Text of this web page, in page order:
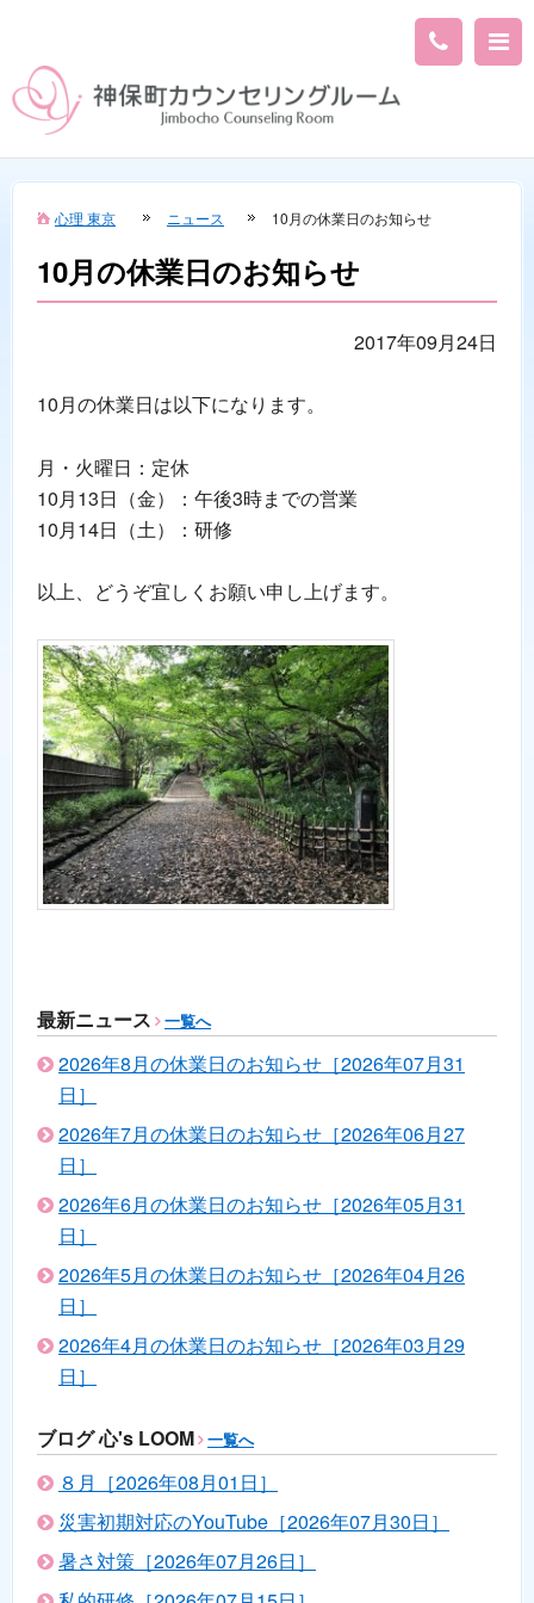
心理 東京 ニュース 10月の休業日のお知らせ
10月の休業日のお知らせ
2017年09月24日
10月の休業日は以下になります。
月・火曜日：定休
10月13日（金）：午後3時までの営業
10月14日（土）：研修
以上、どうぞ宜しくお願い申し上げます。
最新ニュース 一覧へ
2026年8月の休業日のお知らせ［2026年07月31
日］
2026年7月の休業日のお知らせ［2026年06月27
日］
2026年6月の休業日のお知らせ［2026年05月31
日］
2026年5月の休業日のお知らせ［2026年04月26
日］
2026年4月の休業日のお知らせ［2026年03月29
日］
ブログ 心's LOOM 一覧へ
８月［2026年08月01日］
災害初期対応のYouTube［2026年07月30日］
暑さ対策［2026年07月26日］